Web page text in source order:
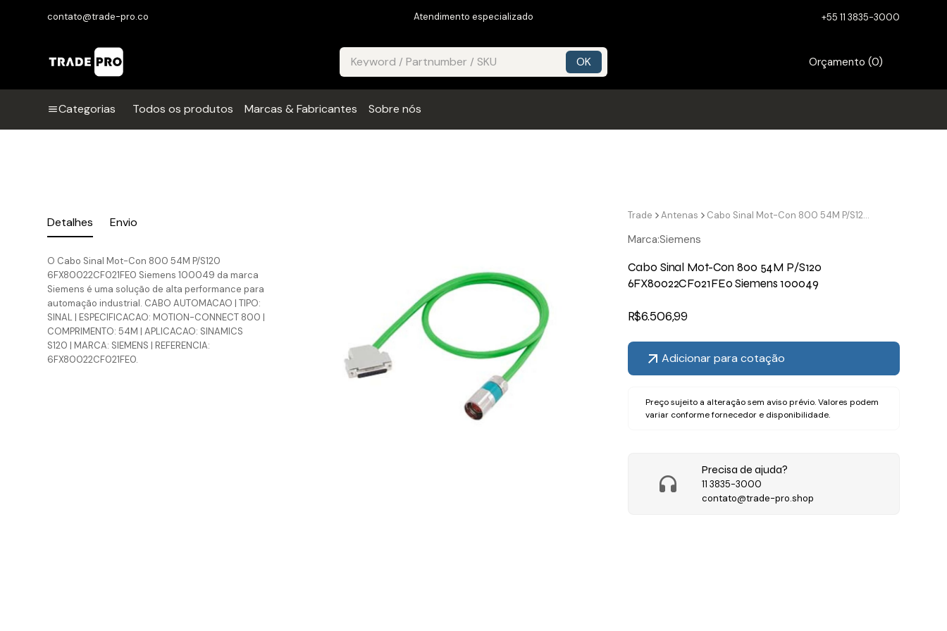
contato@trade-pro.co Atendimento especializado +55 11 3835-3000
Orçamento (0)
Categorias Todos os produtos Marcas & Fabricantes Sobre nós
Detalhes Envio
O Cabo Sinal Mot-Con 800 54M P/S120
6FX80022CF021FE0 Siemens 100049 da marca
Siemens é uma solução de alta performance para
automação industrial. CABO AUTOMACAO | TIPO:
SINAL | ESPECIFICACAO: MOTION-CONNECT 800 |
COMPRIMENTO: 54M | APLICACAO: SINAMICS
S120 | MARCA: SIEMENS | REFERENCIA:
6FX80022CF021FE0.
Trade Antenas Cabo Sinal Mot-Con 800 54M P/S120 6FX80022CF021FE0 Siemens 100049
Marca:Siemens
Cabo Sinal Mot-Con 800 54M P/S120
6FX80022CF021FE0 Siemens 100049
R$6.506,99
Adicionar para cotação
Preço sujeito a alteração sem aviso prévio. Valores podem
variar conforme fornecedor e disponibilidade.
Precisa de ajuda?
11 3835-3000
contato@trade-pro.shop